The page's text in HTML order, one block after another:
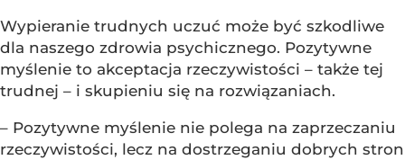
Wypieranie trudnych uczuć może być szkodliwe
dla naszego zdrowia psychicznego. Pozytywne
myślenie to akceptacja rzeczywistości – także tej
trudnej – i skupieniu się na rozwiązaniach.
– Pozytywne myślenie nie polega na zaprzeczaniu
rzeczywistości, lecz na dostrzeganiu dobrych stron